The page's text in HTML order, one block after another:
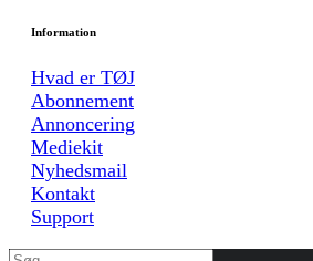
Information
Hvad er TØJ
Abonnement
Annoncering
Mediekit
Nyhedsmail
Kontakt
Support